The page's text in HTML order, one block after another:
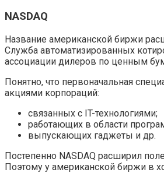
NASDAQ
Название американской биржи
Служба автоматизированных
ассоциации дилеров по ценным
Понятно, что первоначальная
акциями корпораций:
связанных с IT-технологиями;
работающих в области
выпускающих гаджеты и др.
Постепенно NASDAQ расширил
Поэтому у американской биржи в